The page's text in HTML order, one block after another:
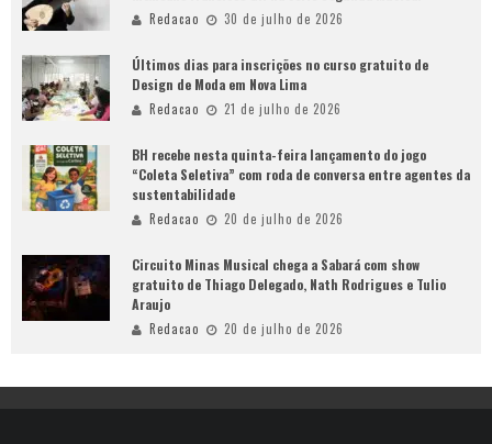
Redacao 30 de julho de 2026
Últimos dias para inscrições no curso gratuito de
Design de Moda em Nova Lima
Redacao 21 de julho de 2026
BH recebe nesta quinta-feira lançamento do jogo
“Coleta Seletiva” com roda de conversa entre agentes da
sustentabilidade
Redacao 20 de julho de 2026
Circuito Minas Musical chega a Sabará com show
gratuito de Thiago Delegado, Nath Rodrigues e Tulio
Araujo
Redacao 20 de julho de 2026